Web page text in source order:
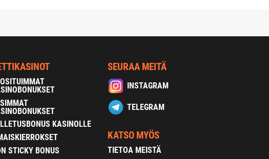
KASINOLLE
STICKY BONUS
SEURAA MEITÄ
INSTAGRAM
TELEGRAM
KATSO MYÖS
TIETOA MEISTÄ